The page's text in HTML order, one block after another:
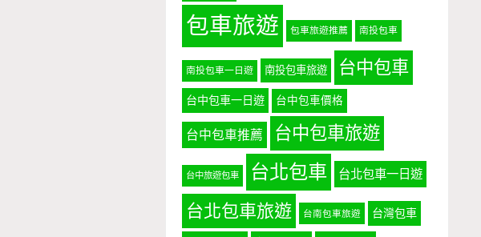
包車旅遊 包車旅遊推薦 南投包車
南投包車一日遊 南投包車旅遊 台中包車
台中包車一日遊 台中包車價格
台中包車推薦 台中包車旅遊
台中旅遊包車 台北包車 台北包車一日遊
台北包車旅遊 台南包車旅遊 台灣包車